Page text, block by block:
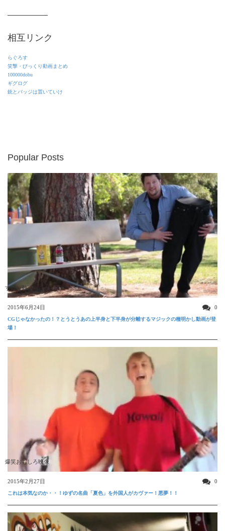
相互リンク
らぐろす
笑撃・びっくり動画まとめ
100000dobu
ギグログ
銃とバッジは置いていけ
Popular Posts
すごい動画
2015年6月24日 0
CGじゃなかったの！？とうとうあの上半身と下半身が分離するマジックの種明かし動画が登
場！
爆笑おもしろ映像
2015年2月27日 0
これは本気なのか・・！ゆずの名曲「夏色」を外国人がカヴァー！悪夢！！